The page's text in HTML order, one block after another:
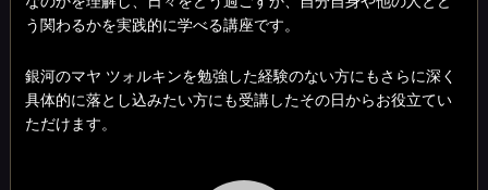
う関わるかを実践的に学べる講座です。
銀河のマヤ ツォルキンを勉強した経験のない方にもさらに深く
具体的に落とし込みたい方にも受講したその日からお役立てい
ただけます。